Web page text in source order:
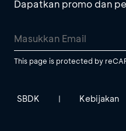
Dapatkan promo dan
This page is protected by
SBDK | Kebijakan